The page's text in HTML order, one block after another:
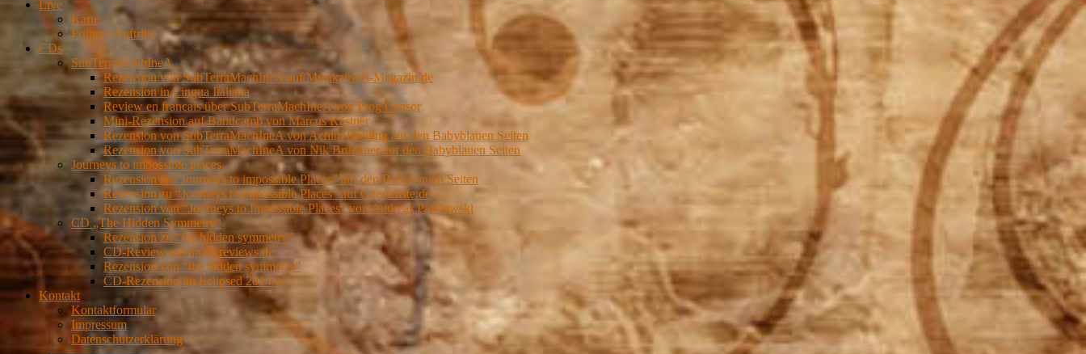
Live
Karte
Frühere Auftritte
CDs
SubTerraMachIneA
Rezension von SubTerraMachIneA auf Musikzirkus-Magazin.de
Rezension in Lingua Italiana
Review en francais über SubTerraMachIneA von Prog Censor
Mini-Rezension auf Bandcamp von Marcus Kästner
Rezension von SubTerraMachIneA von Achim Breiling auf den Babyblauen Seiten
Rezension von SubTerraMachIneA von Nik Brückner auf den Babyblauen Seiten
Journeys to impossible places
Rezension zu “Journeys to impossible Places” auf den Babyblauen Seiten
Rezension zu “Journeys to impossible Places” auf Gaesteliste.de
Rezension von “Journeys to Impossible Places” von Andreas Pawlowski
CD „The Hidden Symmetry“
Rezension zu “the hidden symmetry”
CD-Review auf musikreviews.de
Rezension von “the hidden symmetry”
CD-Rezension im Eclipsed 2014/02
Kontakt
Kontaktformular
Impressum
Datenschutzerklärung